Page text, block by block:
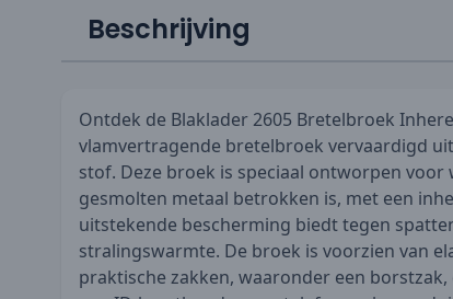
Beschrijving
Ontdek de Blaklader 2605 Bretelbroek
vlamvertragende bretelbroek vervaardigd
stof. Deze broek is speciaal ontworpen
gesmolten metaal betrokken is, met een
uitstekende bescherming biedt tegen
stralingswarmte. De broek is voorzien van
praktische zakken, waaronder een